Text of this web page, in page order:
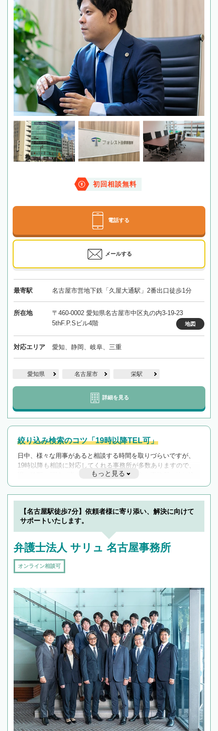
初回相談無料
電話する
メールする
最寄駅 名古屋市営地下鉄「久屋大通駅」2番出口徒歩1分
所在地
〒460-0002 愛知県名古屋市中区丸の内3-19-23
5thF.P.Sビル4階
地図
対応エリア 愛知、静岡、岐阜、三重
愛知県 名古屋市 栄駅
詳細を見る
絞り込み検索のコツ「19時以降TEL可」
日中、様々な用事があると相談する時間を取りづらいですが、
19時以降も相談に対応してくれる事務所が多数ありますので、
遅い時間の相談が増えそうな場合はそのような事務所に絞り込
んで検索してみましょう。
19時以降TEL可の条件
を加えて再検索
もっと見る
【名古屋駅徒歩7分】依頼者様に寄り添い、解決に向けて
サポートいたします。
弁護士法人 サリュ 名古屋事務所
オンライン相談可